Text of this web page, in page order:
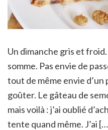
Un dimanche gris et
somme. Pas envie de
tout de même envie
goûter. Le gâteau de
mais voilà : j’ai oublié
tente quand même. J’ai